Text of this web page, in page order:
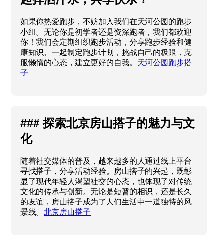
如果你热爱跑步，不妨加入我们在天河公园的跑步
小组。无论你是初学者还是资深跑者，我们都欢迎
你！我们会定期组织跑步活动，分享跑步经验和健
康知识。一起制定跑步计划，挑战自己的极限，克
服懒惰的心态，建立更好的自我。 天河公园跑步搭
子
### 探索北京房山搭子的魅力与文
化
随着社交媒体的普及，越来越多的人通过线上平台
寻找搭子，分享活动经验。房山搭子的兴起，既彰
显了现代年轻人渴望社交的心态，也体现了对传统
文化的传承与创新。无论是短暂的相识，还是长久
的友谊，房山搭子成为了人们生活中一道独特的风
景线。北京房山搭子